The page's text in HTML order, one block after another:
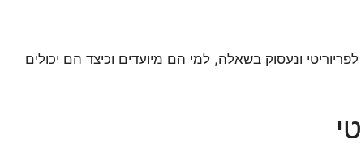
ונעסוק בשאלה, למי הם מיועדים וכיצד הם יכולים